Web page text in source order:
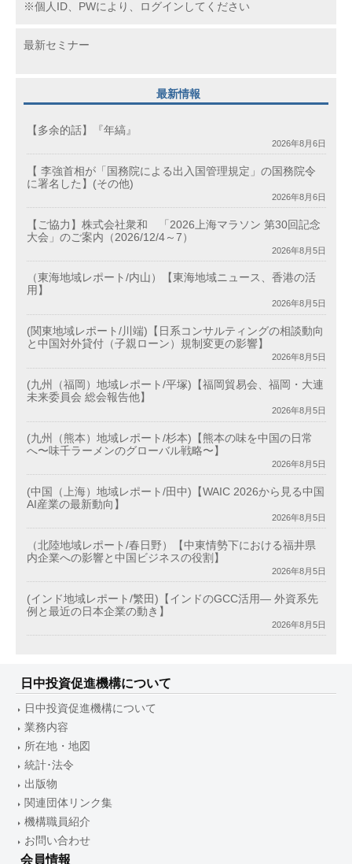
※個人ID、PWにより、ログインしてください
最新セミナー
最新情報
【多余的話】『年縞』
2026年8月6日
【 李強首相が「国務院による出入国管理規定」の国務院令
に署名した】(その他)
2026年8月6日
【ご協力】株式会社衆和 「2026上海マラソン 第30回記念
大会」のご案内（2026/12/4～7）
2026年8月5日
（東海地域レポート/内山）【東海地域ニュース、香港の活
用】
2026年8月5日
(関東地域レポート/川端)【日系コンサルティングの相談動向
と中国対外貸付（子親ローン）規制変更の影響】
2026年8月5日
(九州（福岡）地域レポート/平塚)【福岡貿易会、福岡・大連
未来委員会 総会報告他】
2026年8月5日
(九州（熊本）地域レポート/杉本)【熊本の味を中国の日常
へ〜味千ラーメンのグローバル戦略〜】
2026年8月5日
(中国（上海）地域レポート/田中)【WAIC 2026から見る中国
AI産業の最新動向】
2026年8月5日
（北陸地域レポート/春日野）【中東情勢下における福井県
内企業への影響と中国ビジネスの役割】
2026年8月5日
(インド地域レポート/繁田)【インドのGCC活用― 外資系先
例と最近の日本企業の動き】
2026年8月5日
日中投資促進機構について
日中投資促進機構について
業務内容
所在地・地図
統計･法令
出版物
関連団体リンク集
機構職員紹介
お問い合わせ
会員情報